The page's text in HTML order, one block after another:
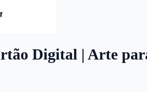
Digital | Arte